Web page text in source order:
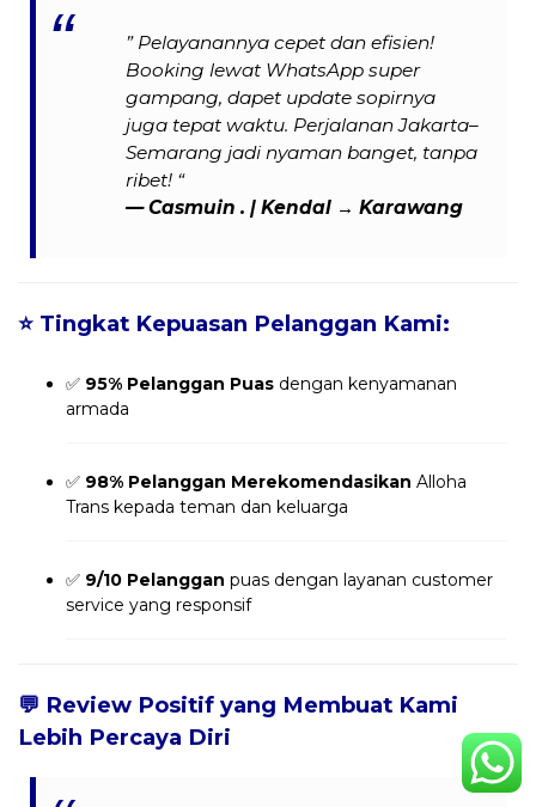
” Pelayanannya cepet dan efisien!
Booking lewat WhatsApp super
gampang, dapet update sopirnya
juga tepat waktu. Perjalanan Jakarta–
Semarang jadi nyaman banget, tanpa
ribet! “
— Casmuin . | Kendal → Karawang
⭐ Tingkat Kepuasan Pelanggan Kami:
✅ 95% Pelanggan Puas dengan kenyamanan
armada
✅ 98% Pelanggan Merekomendasikan Alloha
Trans kepada teman dan keluarga
✅ 9/10 Pelanggan puas dengan layanan customer
service yang responsif
💬 Review Positif yang Membuat Kami
Lebih Percaya Diri